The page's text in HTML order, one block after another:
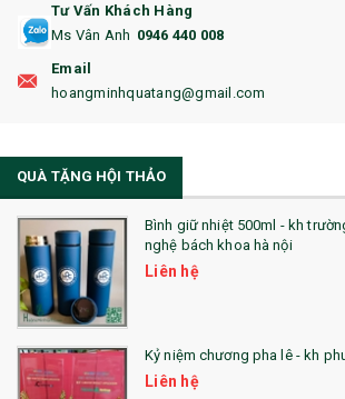
18. ẤM CHÉN QUÀ TẶNG
19. ĐỒNG HỒ TREO TƯỜNG
22. ĐỒNG HỒ ĐỂ BÀN
23. QÙA TẶNG ĐỘC ĐÁO
24. QÙA TẶNG PHA LÊ
25. QUÀ TẶNG GLASSLOCK
26. QUÀ TẶNG LUMINARC
Tư Vấn Khách Hàng
Ms Vân Anh 0946 440 008
Email
hoangminhquatang@gmail.com
QUÀ TẶNG HỘI THẢO
Bình giữ nhiệt 500ml - kh
nghệ bách khoa hà nội
Liên hệ
Kỷ niệm chương pha lê - kh
Liên hệ